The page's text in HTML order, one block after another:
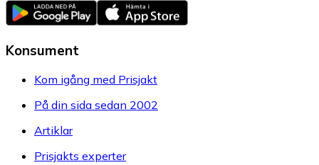
Konsument
Kom igång med Prisjakt
På din sida sedan 2002
Artiklar
Prisjakts experter